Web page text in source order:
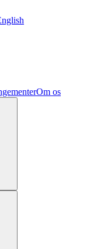
Om os